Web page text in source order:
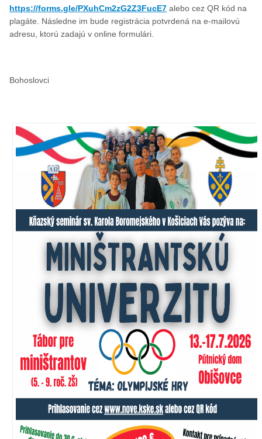
https://forms.gle/PXuhCm2zG2Z3FucE7 alebo cez QR kód na
plagáte. Následne im bude registrácia potvrdená na e-mailovú
adresu, ktorú zadajú v online formulári.
Bohoslovci